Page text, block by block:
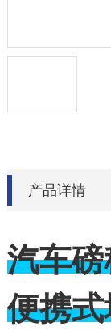
产品详情
汽车
便携